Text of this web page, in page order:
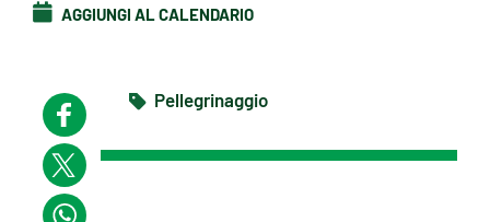
AGGIUNGI AL CALENDARIO
Pellegrinaggio